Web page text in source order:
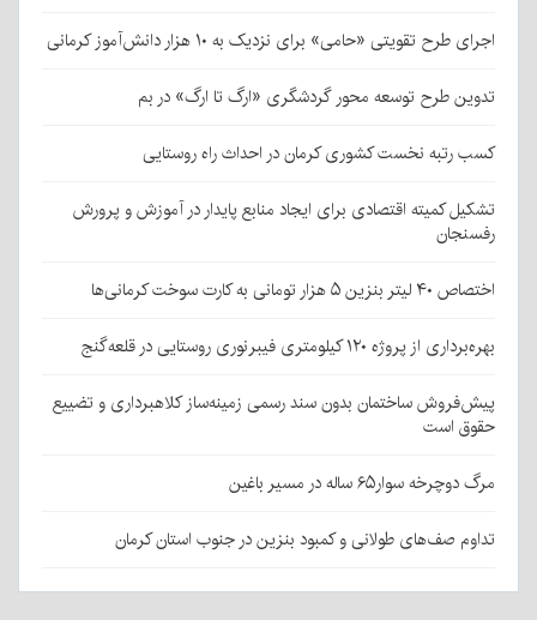
اجرای طرح تقویتی «حامی» برای نزدیک به ۱۰ هزار دانش‌آموز کرمانی
تدوین طرح توسعه محور گردشگری «ارگ تا ارگ» در بم
کسب رتبه نخست کشوری کرمان در احداث راه روستایی
تشکیل کمیته اقتصادی برای ایجاد منابع پایدار در آموزش و پرورش
رفسنجان
اختصاص ۴۰ لیتر بنزین ۵ هزار تومانی به کارت سوخت کرمانی‌ها
بهره‌برداری از پروژه ۱۲۰ کیلومتری فیبرنوری روستایی در قلعه‌گنج
پیش‌فروش ساختمان بدون سند رسمی زمینه‌ساز کلاهبرداری و تضییع
حقوق است
مرگ دوچرخه سوار۶۵ ساله در مسیر باغین
تداوم صف‌های طولانی و کمبود بنزین در جنوب استان کرمان